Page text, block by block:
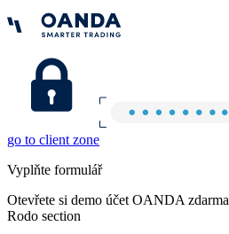
go to client zone
Vyplňte formulář
Otevřete si demo účet OANDA zdarma
Rodo section